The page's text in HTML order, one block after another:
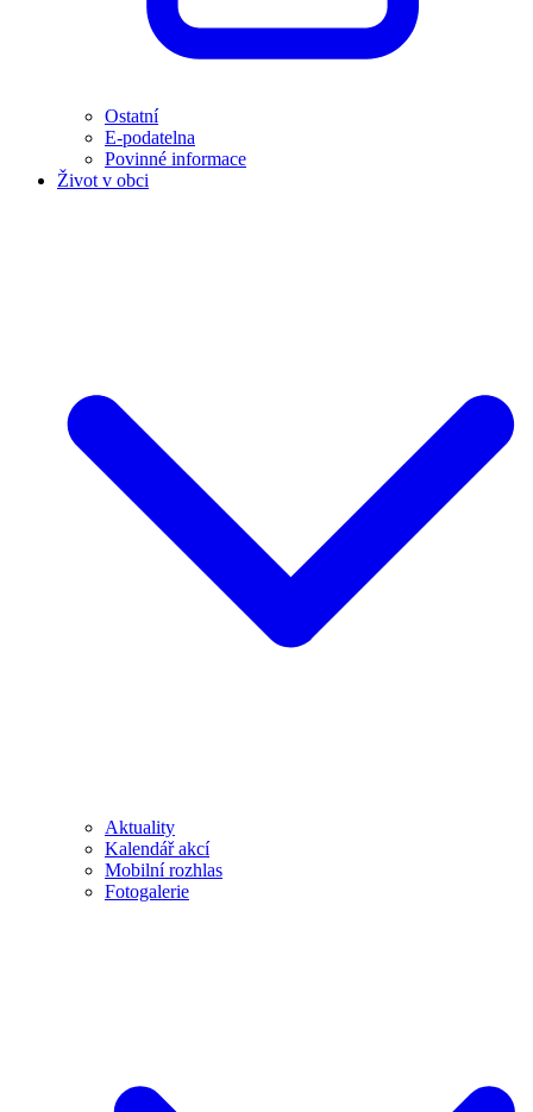
Ostatní
E-podatelna
Povinné informace
Život v obci
Aktuality
Kalendář akcí
Mobilní rozhlas
Fotogalerie